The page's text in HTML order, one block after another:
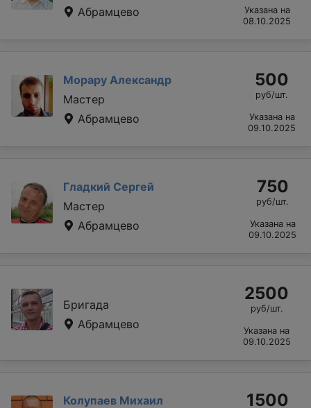
Абрамцево
Указана на
08.10.2025
Морару Александр
Мастер
Абрамцево
500
руб/шт.
Указана на
09.10.2025
Гладкий Сергей
Мастер
Абрамцево
750
руб/шт.
Указана на
09.10.2025
Бригада
Абрамцево
2500
руб/шт.
Указана на
09.10.2025
Колупаев Михаил
1500